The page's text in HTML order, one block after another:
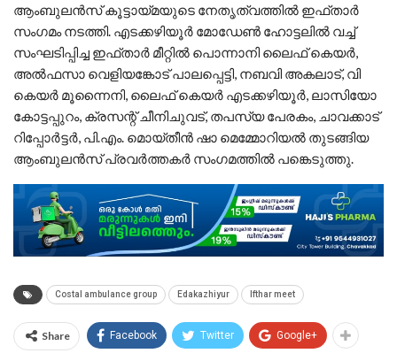
ആംബുലൻസ് കൂട്ടായ്മയുടെ നേതൃത്വത്തിൽ ഇഫ്താർ
സംഗമം നടത്തി. എടക്കഴിയൂർ മോഡേൺ ഹോട്ടലിൽ വച്ച്
സംഘടിപ്പിച്ച ഇഫ്താർ മീറ്റിൽ പൊന്നാനി ലൈഫ് കെയർ,
അൽഫസാ വെളിയങ്കോട് പാലപ്പെട്ടി, നബവി അകലാട്, വി
കെയർ മൂന്നൈനി, ലൈഫ് കെയർ എടക്കഴിയൂർ, ലാസിയോ
കോട്ടപ്പുറം, ക്രസന്റ് ചീനിചുവട്, തപസ്യ പേരകം, ചാവക്കാട്
റിപ്പോർട്ടർ, പി.എം. മൊയ്തീൻ ഷാ മെമ്മോറിയൽ തുടങ്ങിയ
ആംബുലൻസ് പ്രവർത്തകർ സംഗമത്തിൽ പങ്കെടുത്തു.
Costal ambulance group Edakazhiyur Ifthar meet
Share Facebook Twitter Google+